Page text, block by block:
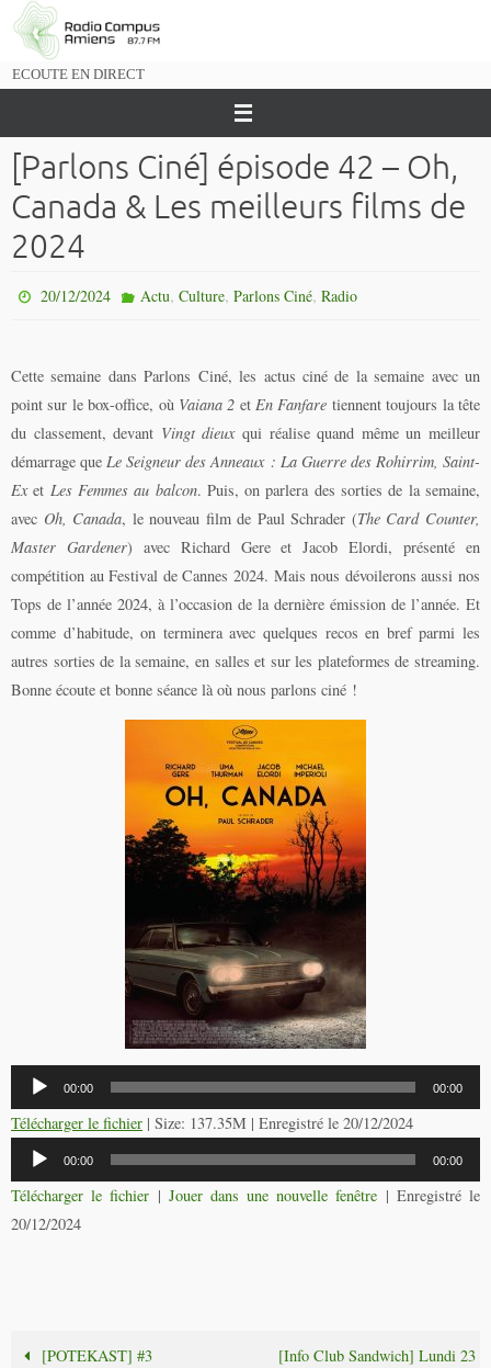
Passer
vers
ECOUTE EN DIRECT
[Parlons Ciné] épisode 42 – Oh,
Canada & Les meilleurs films de
2024
20/12/2024 Actu, Culture, Parlons Ciné, Radio
Cette semaine dans Parlons Ciné, les actus ciné de la semaine avec un
point sur le box-office, où Vaiana 2 etEn Fanfare tiennent toujours la tête
du classement, devant Vingt dieuxqui réalise quand même un meilleur
démarrage queLe Seigneur des Anneaux : La Guerre des Rohirrim, Saint-
Exet Les Femmes au balcon. Puis, on parlera des sorties de la semaine,
avec Oh, Canada, le nouveau film de Paul Schrader (The Card Counter,
Master Gardener) avec Richard Gere et Jacob Elordi, présenté en
compétition au Festival de Cannes 2024. Mais nous dévoilerons aussi nos
Tops de l’année 2024, à l’occasion de la dernière émission de l’année. Et
comme d’habitude, on terminera avec quelques recos en bref parmi les
autres sorties de la semaine, en salles et sur les plateformes de streaming.
Bonne écoute et bonne séance là où nous parlons ciné !
Lecteur
audio
00:00 00:00
Télécharger le fichier | Size: 137.35M | Enregistré le 20/12/2024
Lecteur
audio
00:00 00:00
Télécharger le fichier | Jouer dans une nouvelle fenêtre | Enregistré le
20/12/2024
[POTEKAST] #3
[Info Club Sandwich] Lundi 23